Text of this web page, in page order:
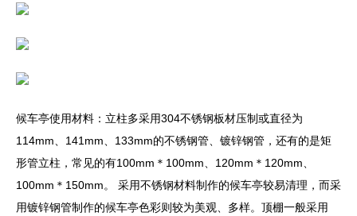
候车亭使用材料：立柱多采用304不锈钢板材压制或直径为
114mm、141mm、133mm的不锈钢管、镀锌钢管，还有的是矩
形管立柱，常见的有100mm＊100mm、120mm＊120mm、
100mm＊150mm。 采用不锈钢材料制作的候车亭较易清理，而采
用镀锌钢管制作的候车亭色彩则较为美观、多样。顶棚一般采用